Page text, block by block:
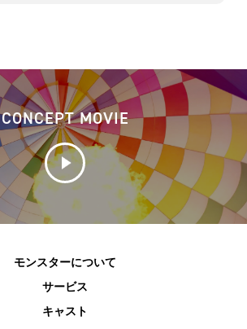
CONCEPT MOVIE
モンスターについて
サービス
キャスト